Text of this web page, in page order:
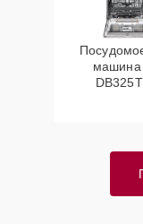
машина